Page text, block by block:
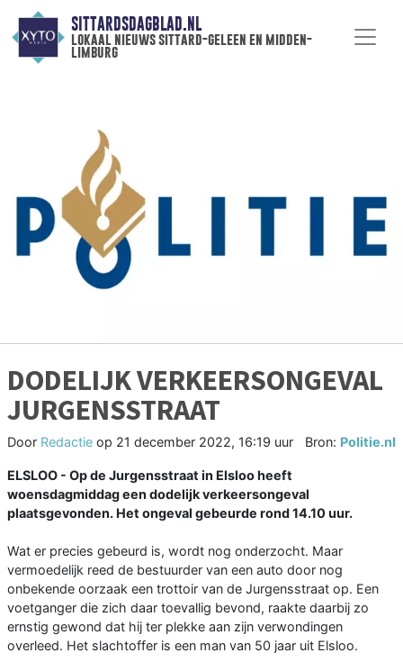
SITTARDSDAGBLAD.NL
lokaal nieuws sittard-geleen en midden-
limburg
DODELIJK VERKEERSONGEVAL
JURGENSSTRAAT
Door Redactie op 21 december 2022, 16:19 uur Bron: Politie.nl
ELSLOO - Op de Jurgensstraat in Elsloo heeft
woensdagmiddag een dodelijk verkeersongeval
plaatsgevonden. Het ongeval gebeurde rond 14.10 uur.
Wat er precies gebeurd is, wordt nog onderzocht. Maar
vermoedelijk reed de bestuurder van een auto door nog
onbekende oorzaak een trottoir van de Jurgensstraat op. Een
voetganger die zich daar toevallig bevond, raakte daarbij zo
ernstig gewond dat hij ter plekke aan zijn verwondingen
overleed. Het slachtoffer is een man van 50 jaar uit Elsloo.